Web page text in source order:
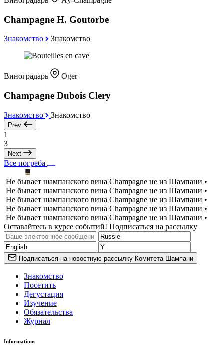
Champagne H. Goutorbe
Знакомство Знакомство
Виноградарь Oger
Champagne Dubois Clery
Знакомство Знакомство
Prev
1
3
Next
Все погреба
Не бывает шампанского вина Champagne не из Шампани •
Не бывает шампанского вина Champagne не из Шампани •
Не бывает шампанского вина Champagne не из Шампани •
Не бывает шампанского вина Champagne не из Шампани •
Не бывает шампанского вина Champagne не из Шампани •
Оставайтесь в курсе событий! Подписаться на рассылку
Подписаться на новостную рассылку Комитета Шампани
Знакомство
Посетить
Дегустация
Изучение
Обязательства
Журнал
Informations